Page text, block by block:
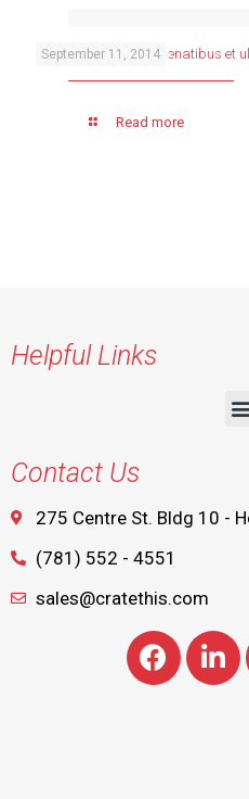
September 11, 2014
Cum sociis natoque penatibus et
Read more
Helpful Links
Contact Us
275 Centre St. Bldg 10 -
(781) 552 - 4551
sales@cratethis.com